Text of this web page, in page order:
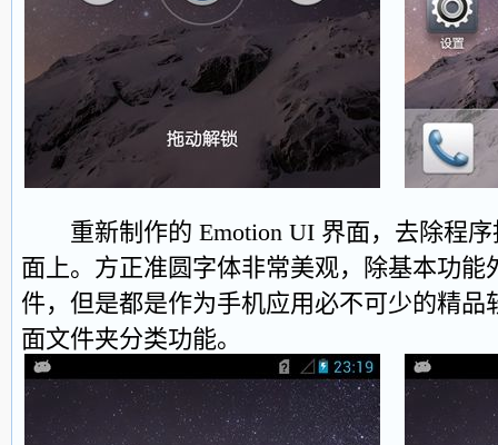
重新制作的 Emotion UI 界面，去除程序
面上。方正准圆字体非常美观，除基本功能
件，但是都是作为手机应用必不可少的精品
面文件夹分类功能。